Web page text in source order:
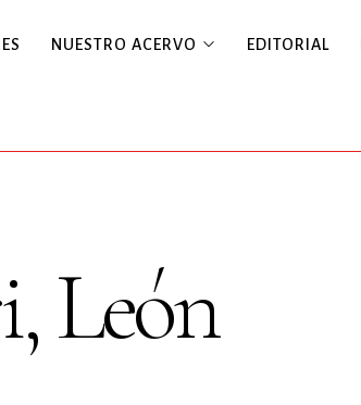
NUESTRO ACERVO EDITORIAL
León